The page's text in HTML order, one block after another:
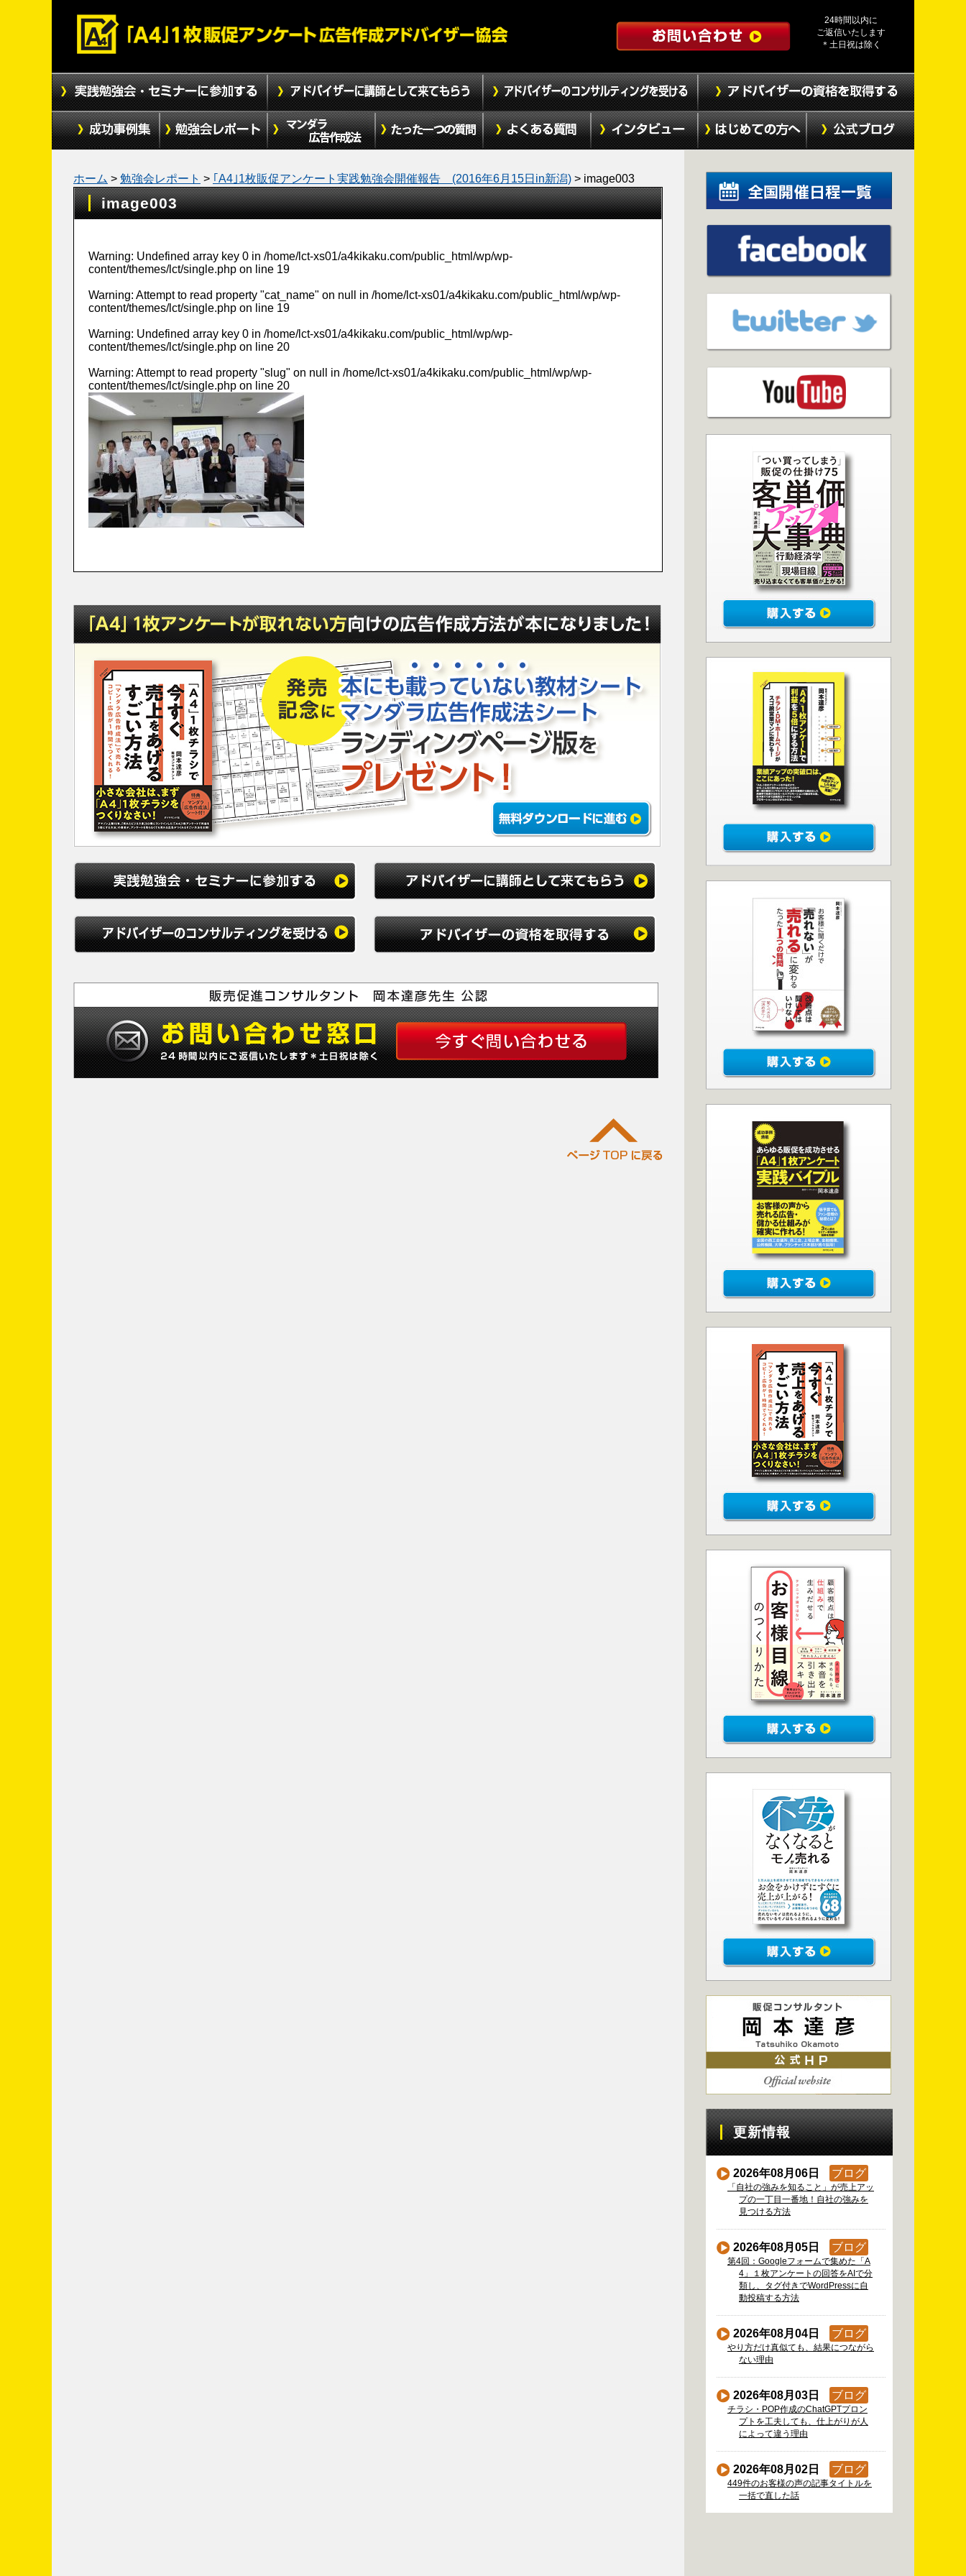
24時間以内に
ご返信いたします
＊土日祝は除く
ホーム > 勉強会レポート > ｢A4｣1枚販促アンケート実践勉強会開催報告 (2016年6月15日in新潟) > image003
image003
Warning: Undefined array key 0 in /home/lct-xs01/a4kikaku.com/public_html/wp/wp-
content/themes/lct/single.php on line 19
Warning: Attempt to read property "cat_name" on null in /home/lct-xs01/a4kikaku.com/public_html/wp/wp-
content/themes/lct/single.php on line 19
Warning: Undefined array key 0 in /home/lct-xs01/a4kikaku.com/public_html/wp/wp-
content/themes/lct/single.php on line 20
Warning: Attempt to read property "slug" on null in /home/lct-xs01/a4kikaku.com/public_html/wp/wp-
content/themes/lct/single.php on line 20
更新情報
2026年08月06日 ブログ
「自社の強みを知ること」が売上アッ
プの一丁目一番地！自社の強みを
見つける方法
2026年08月05日 ブログ
第4回：Googleフォームで集めた「A
4」１枚アンケートの回答をAIで分
類し、タグ付きでWordPressに自
動投稿する方法
2026年08月04日 ブログ
やり方だけ真似ても、結果につながら
ない理由
2026年08月03日 ブログ
チラシ・POP作成のChatGPTプロン
プトを工夫しても、仕上がりが人
によって違う理由
2026年08月02日 ブログ
449件のお客様の声の記事タイトルを
一括で直した話